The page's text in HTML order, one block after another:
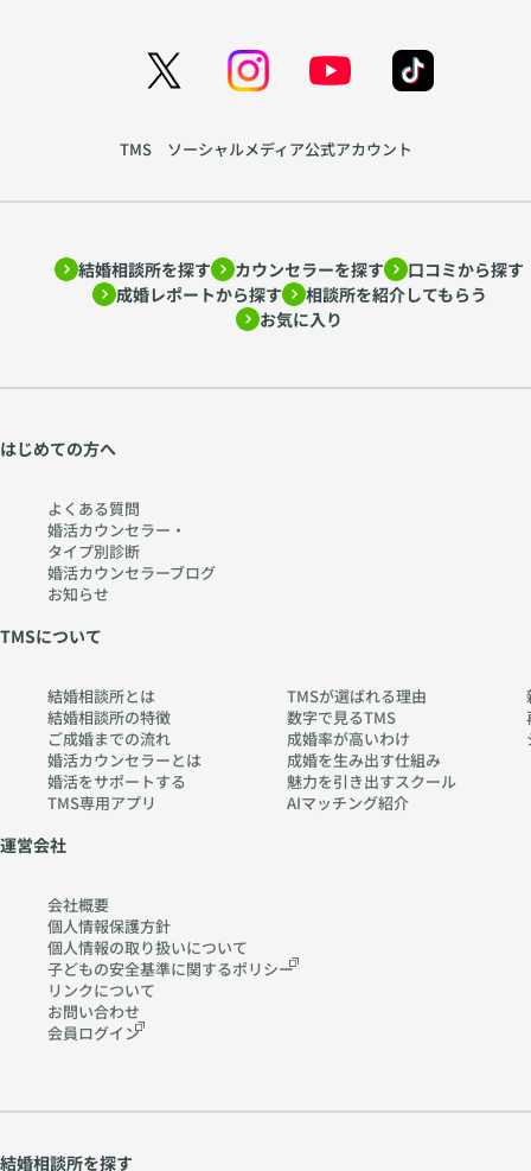
TMS ソーシャルメディア公式アカウント
結婚相談所を探す カウンセラーを探す
口コミから探す
成婚レポートから探す
相談所を紹介してもらう
お気に入り
はじめての方へ
よくある質問
婚活カウンセラー・
タイプ別診断
婚活カウンセラーブログ
お知らせ
TMSについて
結婚相談所とは
結婚相談所の特徴
ご成婚までの流れ
婚活カウンセラーとは
婚活をサポートする
TMS専用アプリ
TMSが選ばれる理由
数字で見るTMS
成婚率が高いわけ
成婚を生み出す仕組み
魅力を引き出すスクール
AIマッチング紹介
運営会社
会社概要
個人情報保護方針
個人情報の取り扱いについて
子どもの安全基準に関するポリシー
リンクについて
お問い合わせ
会員ログイン
結婚相談所を探す